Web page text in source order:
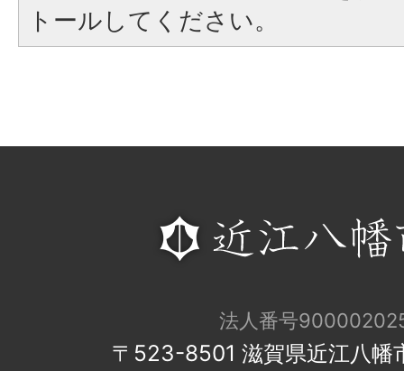
トールしてください。
法人番号
〒523-8501 滋賀県近江八幡